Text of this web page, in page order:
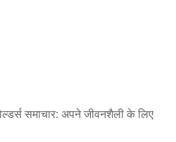
समाचार: अपने जीवनशैली के लिए